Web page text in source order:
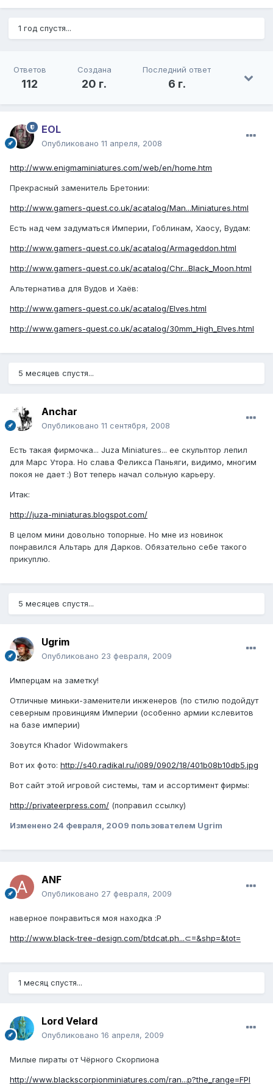
1 год спустя...
Ответов
112
Создана
20 г.
Последний ответ
6 г.
EOL
Опубликовано 11 апреля, 2008
http://www.enigmaminiatures.com/web/en/home.htm
Прекрасный заменитель Бретонии:
http://www.gamers-quest.co.uk/acatalog/Man...Miniatures.html
Есть над чем задуматься Империи, Гоблинам, Хаосу, Вудам:
http://www.gamers-quest.co.uk/acatalog/Armageddon.html
http://www.gamers-quest.co.uk/acatalog/Chr...Black_Moon.html
Альтернатива для Вудов и Хаёв:
http://www.gamers-quest.co.uk/acatalog/Elves.html
http://www.gamers-quest.co.uk/acatalog/30mm_High_Elves.html
5 месяцев спустя...
Anchar
Опубликовано 11 сентября, 2008
Есть такая фирмочка... Juza Miniatures... ее скульптор лепил
для Марс Утора. Но слава Феликса Паньяги, видимо, многим
покоя не дает :) Вот теперь начал сольную карьеру.
Итак:
http://juza-miniaturas.blogspot.com/
В целом мини довольно топорные. Но мне из новинок
понравился Альтарь для Дарков. Обязательно себе такого
прикуплю.
5 месяцев спустя...
Ugrim
Опубликовано 23 февраля, 2009
Имперцам на заметку!
Отличные миньки-заменители инженеров (по стилю подойдут
северным провинциям Империи (особенно армии кслевитов
на базе империи)
Зовутся Khador Widowmakers
Вот их фото: http://s40.radikal.ru/i089/0902/18/401b08b10db5.jpg
Вот сайт этой игровой системы, там и ассортимент фирмы:
http://privateerpress.com/ (поправил ссылку)
Изменено 24 февраля, 2009 пользователем Ugrim
ANF
Опубликовано 27 февраля, 2009
наверное понравиться моя находка :P
http://www.black-tree-design.com/btdcat.ph...⊂=&shp=&tot=
1 месяц спустя...
Lord Velard
Опубликовано 16 апреля, 2009
Милые пираты от Чёрного Скорпиона
http://www.blackscorpionminiatures.com/ran...p?the_range=FPI